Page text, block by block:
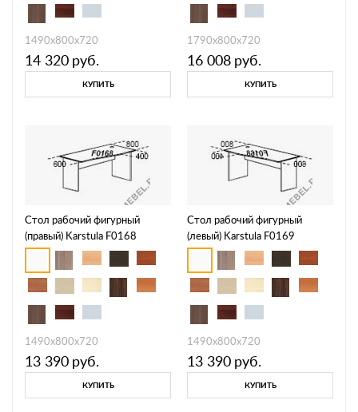
1490х800х720
14 320 руб.
КУПИТЬ
1790х800х720
16 008 руб.
КУПИТЬ
Стол рабочий фигурный
(правый) Karstula F0168
1490х800х720
13 390 руб.
КУПИТЬ
Стол рабочий фигурный
(левый) Karstula F0169
1490х800х720
13 390 руб.
КУПИТЬ